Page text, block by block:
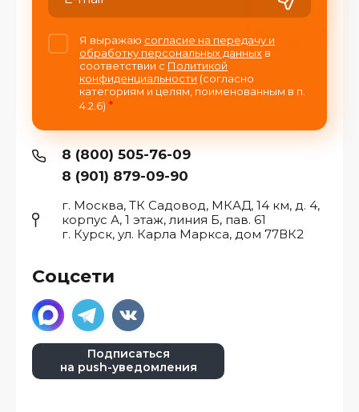
8 (800) 505-76-09
8 (901) 879-09-90
г. Москва, ТК Садовод, МКАД, 14 км, д. 4,
корпус А, 1 этаж, линия Б, пав. 61
г. Курск, ул. Карла Маркса, дом 77ВК2
Соцсети
Подписаться
на push-уведомления
Я выражаю согласие на передачу и
обработку персональных данных в
соответствии с Политикой
конфиденциальности (согласно
категориям и целям, поименованным в п.
4.2.6) *